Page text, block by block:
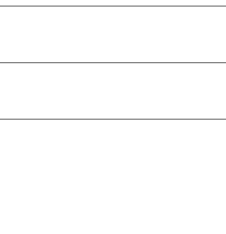
力し、送信